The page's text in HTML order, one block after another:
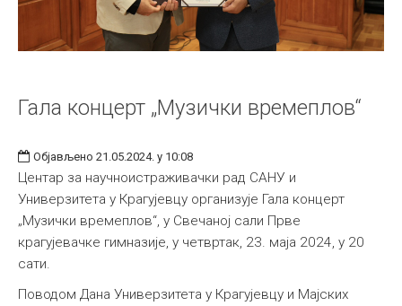
Гала концерт „Музички времеплов“
Објављено 21.05.2024. у 10:08
Центар за научноистраживачки рад САНУ и
Универзитета у Крагујевцу организује Гала концерт
„Музички времеплов“, у Свечаној сали Прве
крагујевачке гимназије, у четвртак, 23. маја 2024, у 20
сати.
Поводом Дана Универзитета у Крагујевцу и Мајских